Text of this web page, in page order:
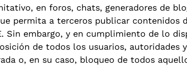
en foros, chats, generadores de
permita a terceros publicar contenidos
Sin embargo, y en cumplimiento de lo
de todos los usuarios, autoridades
o, en su caso, bloqueo de todos